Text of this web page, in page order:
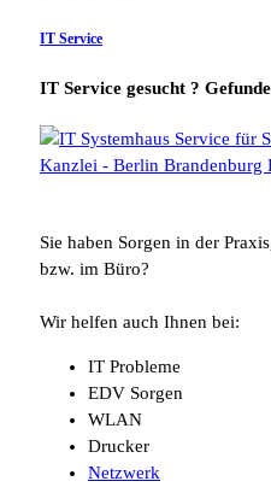
IT Service
IT Service gesucht ?
Sie haben Sorgen in der
bzw. im Büro?
Wir helfen auch Ihnen bei:
IT Probleme
EDV Sorgen
WLAN
Drucker
Netzwerk